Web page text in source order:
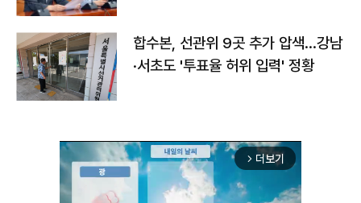
합수본, 선관위 9곳 추가 압색…강남
·서초도 '투표율 허위 입력' 정황
arrow_forward_ios 더보기